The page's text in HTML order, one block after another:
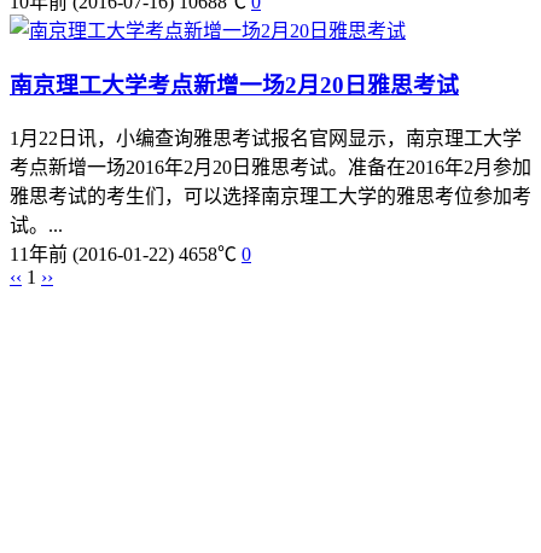
南京理工大学考点新增一场2月20日雅思考试
1月22日讯，小编查询雅思考试报名官网显示，南京理工大学
考点新增一场2016年2月20日雅思考试。准备在2016年2月参加
雅思考试的考生们，可以选择南京理工大学的雅思考位参加考
试。...
11年前 (2016-01-22) 4658℃ 0
‹‹ 1 ››